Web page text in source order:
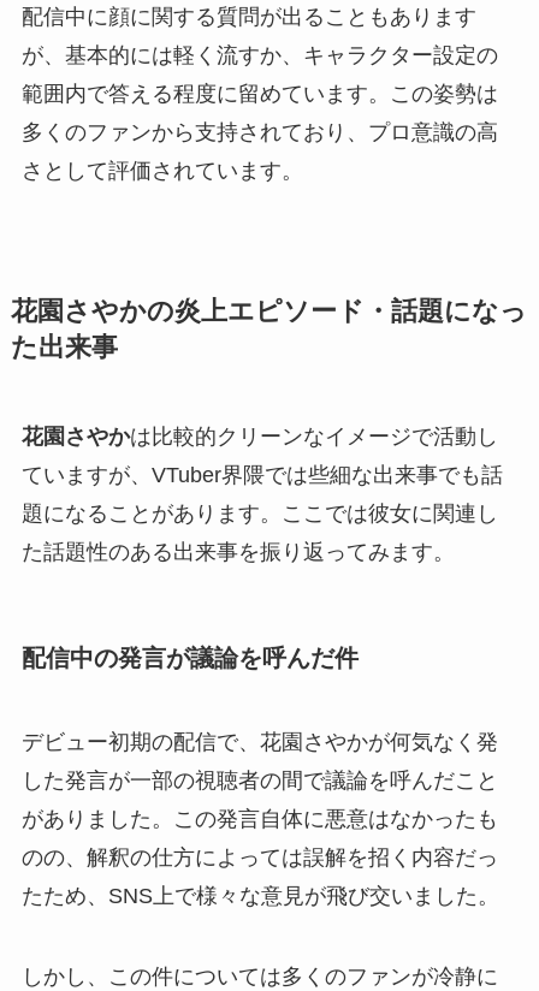
配信中に顔に関する質問が出ることもあります
が、基本的には軽く流すか、キャラクター設定の
範囲内で答える程度に留めています。この姿勢は
多くのファンから支持されており、プロ意識の高
さとして評価されています。
花園さやかの炎上エピソード・話題になっ
た出来事
花園さやかは比較的クリーンなイメージで活動し
ていますが、VTuber界隈では些細な出来事でも話
題になることがあります。ここでは彼女に関連し
た話題性のある出来事を振り返ってみます。
配信中の発言が議論を呼んだ件
デビュー初期の配信で、花園さやかが何気なく発
した発言が一部の視聴者の間で議論を呼んだこと
がありました。この発言自体に悪意はなかったも
のの、解釈の仕方によっては誤解を招く内容だっ
たため、SNS上で様々な意見が飛び交いました。
しかし、この件については多くのファンが冷静に